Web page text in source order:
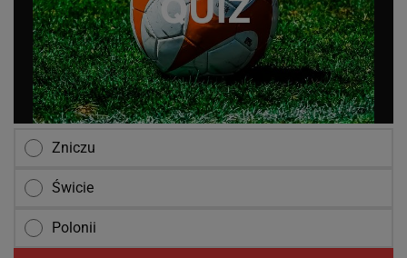
Zniczu
Świcie
Polonii